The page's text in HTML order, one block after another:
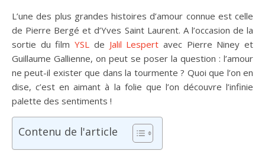
L’une des plus grandes histoires d’amour connue est celle
de Pierre Bergé et d’Yves Saint Laurent. A l’occasion de la
sortie du filmYSL de Jalil Lespert avec Pierre Niney et
Guillaume Gallienne, on peut se poser la question : l’amour
ne peut-il exister que dans la tourmente ? Quoi que l’on en
dise, c’est en aimant à la folie que l’on découvre l’infinie
palette des sentiments !
Contenu de l'article